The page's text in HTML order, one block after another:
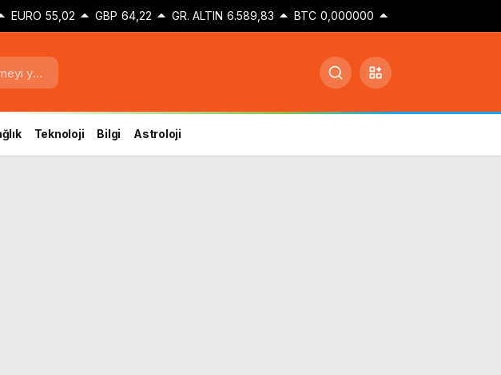
EURO 55,02 GBP 64,22 GR. ALTIN 6.589,83 BTC 0,000000
Teknoloji Bilgi Astroloji